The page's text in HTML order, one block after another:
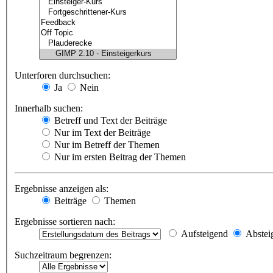
Unterforen durchsuchen:
Ja
Nein
Innerhalb suchen:
Betreff und Text der Beiträge
Nur im Text der Beiträge
Nur im Betreff der Themen
Nur im ersten Beitrag der Themen
Ergebnisse anzeigen als:
Beiträge
Themen
Ergebnisse sortieren nach:
Aufsteigend
Suchzeitraum begrenzen: